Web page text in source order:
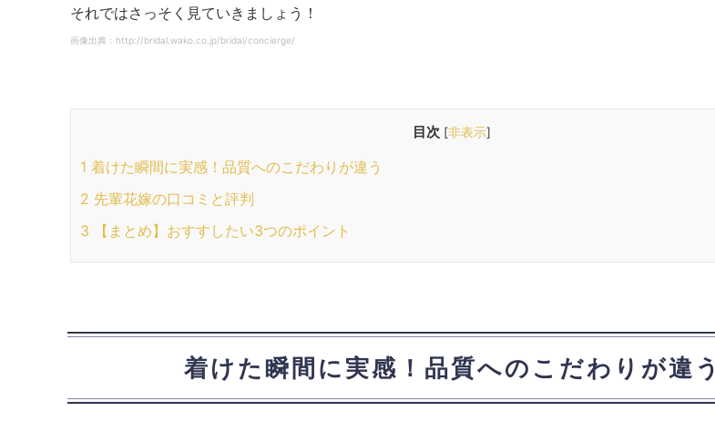
それではさっそく見ていきましょう！
画像出典：http://bridal.wako.co.jp/bridal/concierge/
目次 [非表示]
1 着けた瞬間に実感！品質へのこだわりが違う
2 先輩花嫁の口コミと評判
3 【まとめ】おすすしたい3つのポイント
着けた瞬間に実感！品質へのこだわりが違う